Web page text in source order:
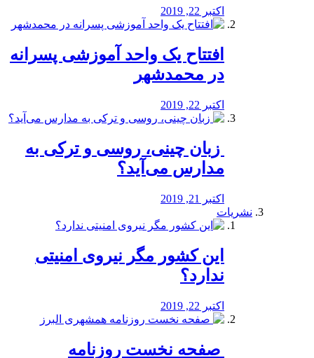
اکتبر 22, 2019
افتتاح یک واحد آموزشی پسرانه
در محمدشهر
اکتبر 22, 2019
️ زبان چینی، روسی و ترکی به
مدارس می‌آید؟
اکتبر 21, 2019
نشریات
این کشور مگر نیروی امنیتی
ندارد؟
اکتبر 22, 2019
️ صفحه نخست روزنامه‌